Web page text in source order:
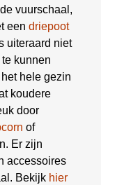
vuurschaal,
een driepoot
uiteraard niet
kunnen
hele gezin
koudere
door
of
Er zijn
accessoires
Bekijk hier